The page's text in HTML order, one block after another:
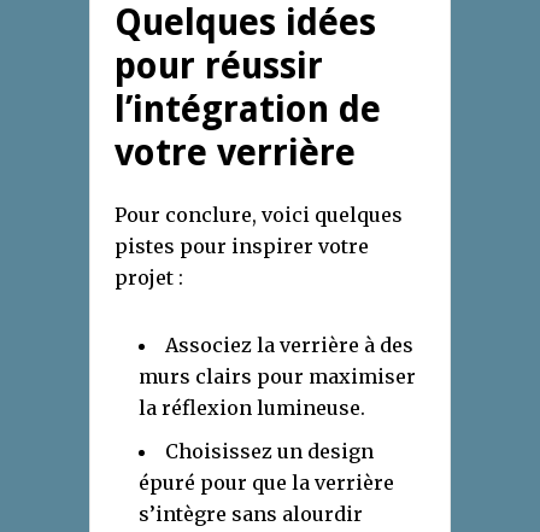
Quelques idées
pour réussir
l’intégration de
votre verrière
Pour conclure, voici quelques
pistes pour inspirer votre
projet :
Associez la verrière à des
murs clairs pour maximiser
la réflexion lumineuse.
Choisissez un design
épuré pour que la verrière
s’intègre sans alourdir